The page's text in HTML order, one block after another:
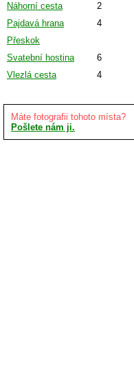
Náhorní cesta
2
Pajdavá hrana
4
Přeskok
Svatební hostina
6
Vlezlá cesta
4
Máte fotografii tohoto místa?
Pošlete nám ji.